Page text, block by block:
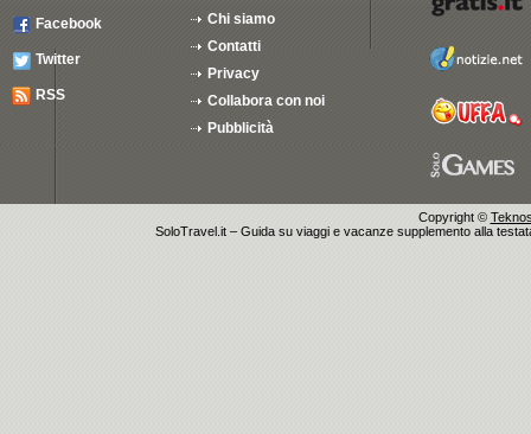
Facebook
Twitter
RSS
Chi siamo
Contatti
Privacy
Collabora con noi
Pubblicità
Copyright ©
SoloTravel.it – Guida su viaggi e vacanze supplemento alla